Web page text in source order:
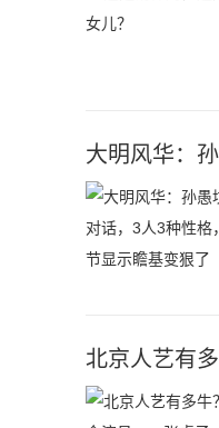
大明风华：
北京人艺有